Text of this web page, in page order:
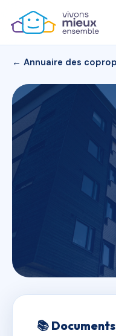
← Annuaire des
25 BLD
📚